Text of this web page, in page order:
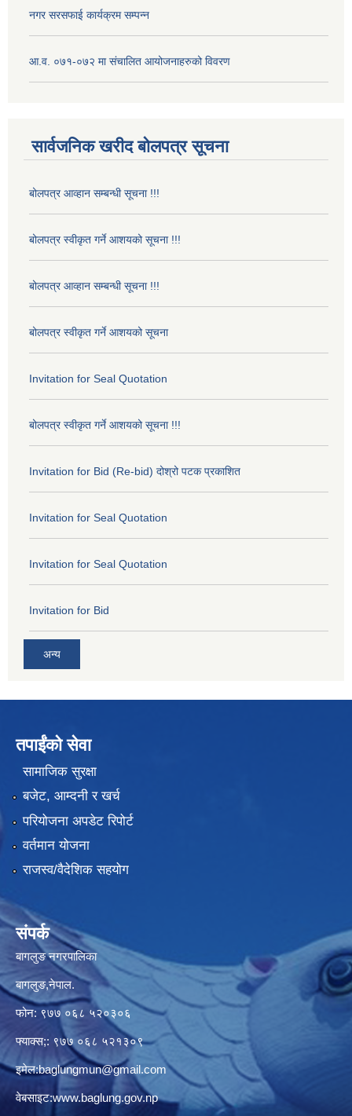
नगर सरसफाई कार्यक्रम सम्पन्न
आ.व. ०७१-०७२ मा संचालित आयोजनाहरुको विवरण
सार्वजनिक खरीद बोलपत्र सूचना
बोलपत्र आव्हान सम्बन्धी सूचना !!!
बोलपत्र स्वीकृत गर्ने आशयको सूचना !!!
बोलपत्र आव्हान सम्बन्धी सूचना !!!
बोलपत्र स्वीकृत गर्ने आशयको सूचना
Invitation for Seal Quotation
बोलपत्र स्वीकृत गर्ने आशयको सूचना !!!
Invitation for Bid (Re-bid) दोश्रो पटक प्रकाशित
Invitation for Seal Quotation
Invitation for Seal Quotation
Invitation for Bid
अन्य
तपाईंको सेवा
सामाजिक सुरक्षा
बजेट, आम्दनी र खर्च
परियोजना अपडेट रिपोर्ट
वर्तमान योजना
राजस्व/वैदेशिक सहयोग
संपर्क
बागलुङ नगरपालिका
बागलुङ,नेपाल.
फोन: ९७७ ०६८ ५२०३०६
फ्याक्स;: ९७७ ०६८ ५२१३०९
इमेल:baglungmun@gmail.com
वेबसाइट:www.baglung.gov.np